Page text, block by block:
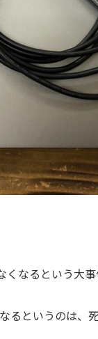
なるという大事
るというのは、死